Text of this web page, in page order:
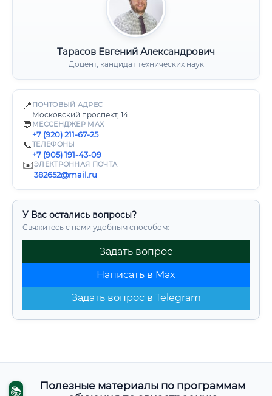
Тарасов Евгений Александрович
Доцент, кандидат технических наук
📍 ПОЧТОВЫЙ АДРЕС
Московский проспект, 14
💬 МЕССЕНДЖЕР MAX
+7 (920) 211-67-25
📞ТЕЛЕФОНЫ
+7 (905) 191-43-09
✉️ЭЛЕКТРОННАЯ ПОЧТА
382652@mail.ru
У Вас остались вопросы?
Свяжитесь с нами удобным способом:
Задать вопрос
Написать в Max
Задать вопрос в Telegram
📚
Полезные материалы по программам